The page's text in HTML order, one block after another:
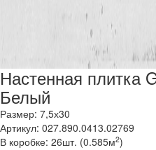
Настенная плитка
Белый
Размер: 7,5х30
Артикул: 027.890.0413.02769
В коробке: 26шт. (0.585м2)